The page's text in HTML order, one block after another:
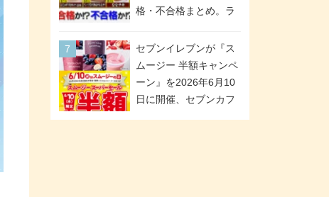
格・不合格まとめ。ラ
合格「金のハンバー
グ」。満場一致合格数
は6商品、合格数は2商
品。TVerでの見逃し配
セブンイレブンが『ス
ムージー 半額キャンペ
ーン』を2026年6月10
日に開催、セブンカフ